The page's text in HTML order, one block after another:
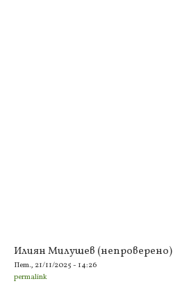
Илиян Милушев (непроверено)
Пет., 21/11/2025 - 14:26
permalink